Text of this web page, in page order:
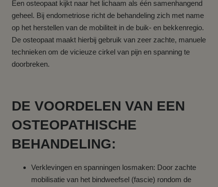
Een osteopaat kijkt naar het lichaam als één samenhangend
geheel. Bij endometriose richt de behandeling zich met name
op het herstellen van de mobiliteit in de buik- en bekkenregio.
De osteopaat maakt hierbij gebruik van zeer zachte, manuele
technieken om de vicieuze cirkel van pijn en spanning te
doorbreken.
DE VOORDELEN VAN EEN
OSTEOPATHISCHE
BEHANDELING:
Verklevingen en spanningen losmaken: Door zachte
mobilisatie van het bindweefsel (fascie) rondom de